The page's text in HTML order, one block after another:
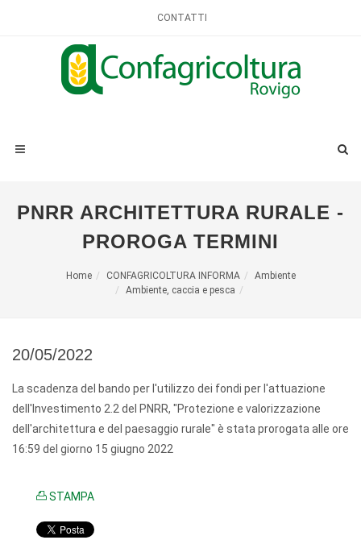
CONTATTI
PNRR ARCHITETTURA RURALE -
PROROGA TERMINI
Home CONFAGRICOLTURA INFORMA
Ambiente
Ambiente, caccia e pesca
20/05/2022
La scadenza del bando per l'utilizzo dei fondi per l'attuazione
dell'Investimento 2.2 del PNRR, "Protezione e valorizzazione
dell'architettura e del paesaggio rurale" è stata prorogata alle ore
16:59 del giorno 15 giugno 2022
STAMPA